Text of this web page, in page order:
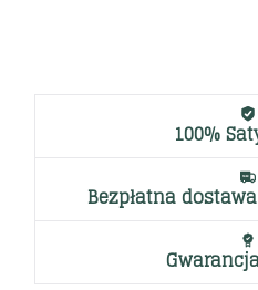
100%
Bezpłatna